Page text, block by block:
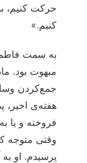
حرکت کنیم،
کنیم.»
به سمت
مبهوت بود.
جمع‌کردن
هفته‌ی اخیر،
فروخته و یا
وقتی متوجه
پرسیدم. او